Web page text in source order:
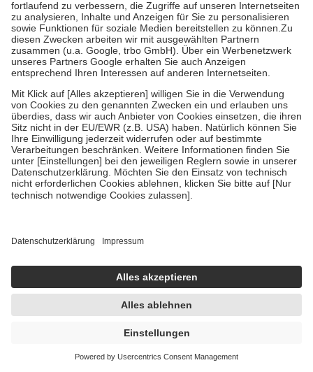
Diese Regeln gelten grundsätzlich auch für Online-Apotheken.
Bei Heilmitteln und häuslicher Krankenpflege beträgt die
Zuzahlung zehn Prozent der Kosten sowie zehn Euro je
Verordnung.
Um das Engagement der Versicherten für ihre eigene Gesundheit zu
stärken und die besondere Stellung der Familie zu unterstützen,
fallenkeine Zuzahlungenan bei:
• Kindern und Jugendlichen bis zum vollendeten 18. Lebensjahr
mit Ausnahme der Fahrkosten
• Untersuchungen zur Vorsorge und Früherkennung, die von der
GKV getragen werden
• empfohlenen Schutzimpfungen
• Harn- und Blutteststreifen
getroffen, um sicherzustellen, dass es sich um echte Bewertungen
https://help.etrusted.com/hc/de/articles/4419944605341
Einige Bilder und Inhalte wurden unter Zuhilfenahme künstlicher